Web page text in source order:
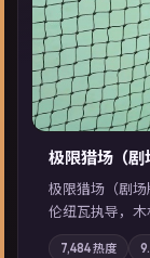
极限猎场（剧
极限猎场（剧场
伦纽瓦执导，
事主轴，城市
7,484热度